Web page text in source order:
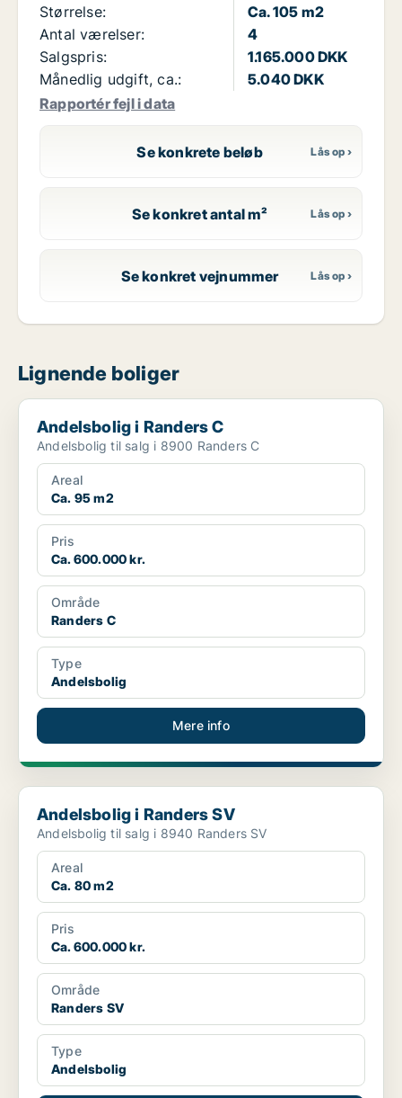
Størrelse:
Ca. 105 m2
Antal værelser:
4
Salgspris:
1.165.000 DKK
Månedlig udgift, ca.:
5.040 DKK
Rapportér fejl i data
Se konkrete beløb
Se konkret antal m²
Se konkret vejnummer
Lignende boliger
Andelsbolig i Randers C
Andelsbolig i Randers C
Andelsbolig til salg i 8900 Randers C
Areal
Ca. 95 m2
Pris
Ca. 600.000 kr.
Område
Randers C
Type
Andelsbolig
Mere info
Andelsbolig i Randers SV
Andelsbolig i Randers SV
Andelsbolig til salg i 8940 Randers SV
Areal
Ca. 80 m2
Pris
Ca. 600.000 kr.
Område
Randers SV
Type
Andelsbolig